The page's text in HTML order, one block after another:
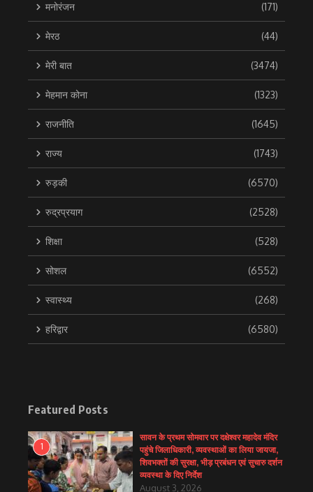
मनोरंजन (171)
मेरठ (44)
मेरी बात (3474)
मेहमान कोना (1323)
राजनीति (1645)
राज्य (1743)
रुड़की (6570)
रुद्रप्रयाग (2528)
शिक्षा (528)
सोशल (6552)
स्वास्थ्य (268)
हरिद्वार (6580)
Featured Posts
1
सावन के प्रथम सोमवार पर दक्षेश्वर महादेव मंदिर
पहुंचे जिलाधिकारी, व्यवस्थाओं का लिया जायजा,
शिवभक्तों की सुरक्षा, भीड़ प्रबंधन एवं सुचारु दर्शन
व्यवस्था के दिए निर्देश
August 3, 2026